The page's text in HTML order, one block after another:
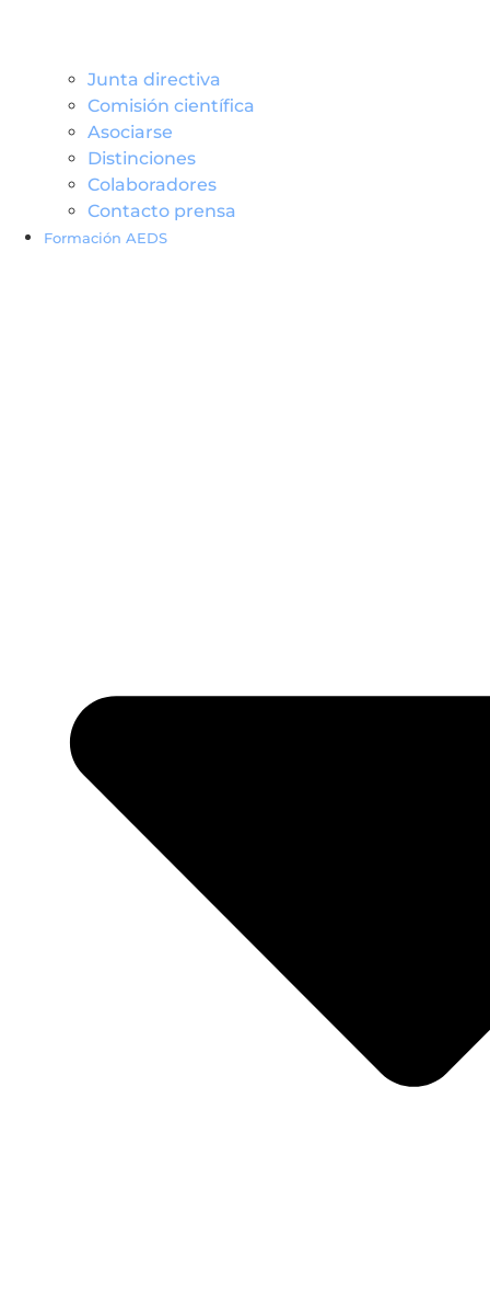
Junta directiva
Comisión científica
Asociarse
Distinciones
Colaboradores
Contacto prensa
Formación AEDS